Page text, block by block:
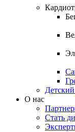
О нас
Стать